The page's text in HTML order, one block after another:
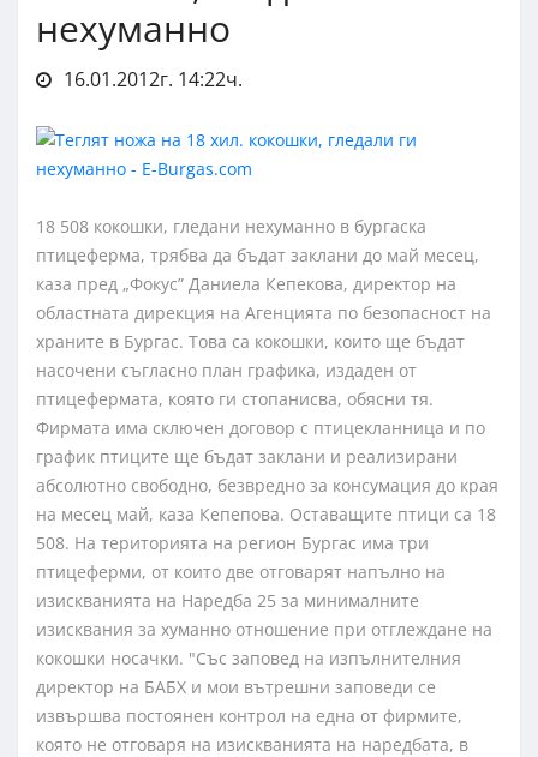
нехуманно
16.01.2012г. 14:22ч.
18 508 кокошки, гледани нехуманно в бургаска
птицеферма, трябва да бъдат заклани до май месец,
каза пред „Фокус” Даниела Кепекова, директор на
областната дирекция на Агенцията по безопасност на
храните в Бургас. Това са кокошки, които ще бъдат
насочени съгласно план графика, издаден от
птицефермата, която ги стопанисва, обясни тя.
Фирмата има сключен договор с птицекланница и по
график птиците ще бъдат заклани и реализирани
абсолютно свободно, безвредно за консумация до края
на месец май, каза Кепепова. Оставащите птици са 18
508. На територията на регион Бургас има три
птицеферми, от които две отговарят напълно на
изискванията на Наредба 25 за минималните
изисквания за хуманно отношение при отглеждане на
кокошки носачки. "Със заповед на изпълнителния
директор на БАБХ и мои вътрешни заповеди се
извършва постоянен контрол на една от фирмите,
която не отговаря на изискванията на наредбата, в